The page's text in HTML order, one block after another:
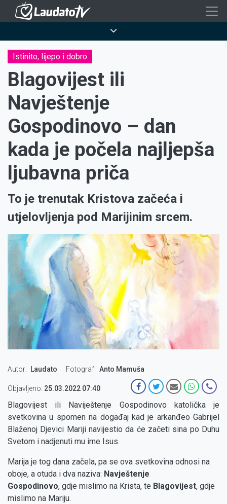
Skoči
sadržaj
Istinito, lijepo i dobro
Blagovijest ili
Navještenje
Gospodinovo – dan
kada je počela najljepša
ljubavna priča
To je trenutak Kristova začeća i
utjelovljenja pod Marijinim srcem.
Autor Laudato Fotograf Anto Mamuša
Objavljeno: 25.03.2022 07:40
Blagovijest ili Naviještenje Gospodinovo katolička je
svetkovina u spomen na događaj kad je arkanđeo Gabrijel
Blaženoj Djevici Mariji navijestio da će začeti sina po Duhu
Svetom i nadjenuti mu ime Isus.
Marija je tog dana začela, pa se ova svetkovina odnosi na
oboje, a otuda i dva naziva: Navještenje
Gospodinovo, gdje mislimo na Krista, te Blagovijest, gdje
mislimo na Mariju.